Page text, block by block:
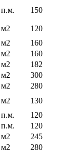
п.м.
150
м2
120
м2
160
м2
160
м2
182
м2
300
м2
280
м2
130
п.м.
120
п.м.
120
м2
245
м2
280